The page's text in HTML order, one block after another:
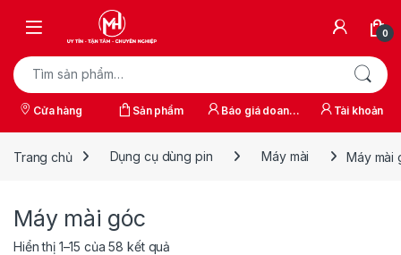
0
Tìm kiếm:
Cửa hàng Sản phẩm
Báo giá doanh
Tài khoản
Trang chủ Dụng cụ dùng pin Máy mài Máy mài
Máy mài góc
Hiển thị 1–15 của 58 kết quả